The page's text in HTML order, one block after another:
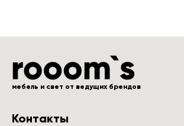
мебель и свет от ведущих брендов
Контакты